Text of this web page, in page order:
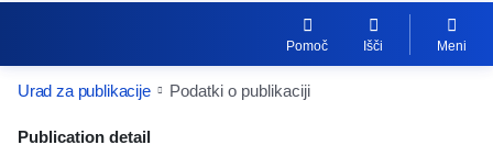
Pomoč Išči Meni
Urad za publikacije Podatki o publikaciji
Publication Detail Actions Portlet
Publication detail